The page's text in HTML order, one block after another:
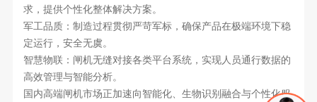
求，提供个性化整体解决方案。
军工品质：制造过程贯彻严苛军标，确保产品在极端环境下稳
定运行，安全无虞。
智慧物联：闸机无缝对接各类平台系统，实现人员通行数据的
高效管理与智能分析。
国内高端闸机市场正加速向智能化、生物识别融合与个性化服